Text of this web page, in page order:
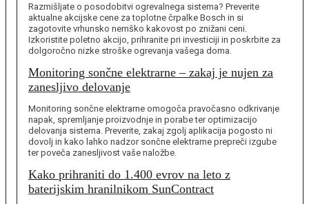
Razmišljate o posodobitvi ogrevalnega sistema? Preverite
aktualne akcijske cene za toplotne črpalke Bosch in si
zagotovite vrhunsko nemško kakovost po znižani ceni.
Izkoristite poletno akcijo, prihranite pri investiciji in poskrbite za
dolgoročno nizke stroške ogrevanja vašega doma.
Monitoring sončne elektrarne – zakaj je nujen za
zanesljivo delovanje
Monitoring sončne elektrarne omogoča pravočasno odkrivanje
napak, spremljanje proizvodnje in porabe ter optimizacijo
delovanja sistema. Preverite, zakaj zgolj aplikacija pogosto ni
dovolj in kako lahko nadzor sončne elektrarne prepreči izgube
ter poveča zanesljivost vaše naložbe.
Kako prihraniti do 1.400 evrov na leto z
baterijskim hranilnikom SunContract